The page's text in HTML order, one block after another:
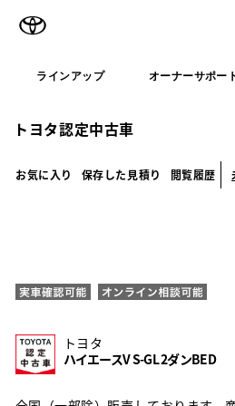
ラインアップ オーナーサポー
トヨタ認定中古車
お気に入り 保存した見積り 閲覧履歴
トヨタ
ハイエースV S-GL 2ダンBED